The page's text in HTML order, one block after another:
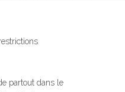
partout dans le